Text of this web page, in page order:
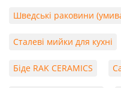
Шведські раковини
Сталеві мийки для кухні
Біде RAK CERAMICS